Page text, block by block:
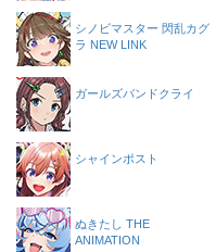
シノビマスター 閃乱カグ
ラ NEW LINK
ガールズバンドクライ
シャインポスト
ぬきたし THE
ANIMATION